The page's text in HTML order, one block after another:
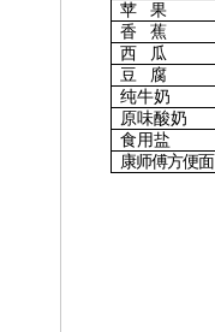
苹 果
香 蕉
西 瓜
豆 腐
纯牛奶
原味酸奶
食用盐
康师傅方便面